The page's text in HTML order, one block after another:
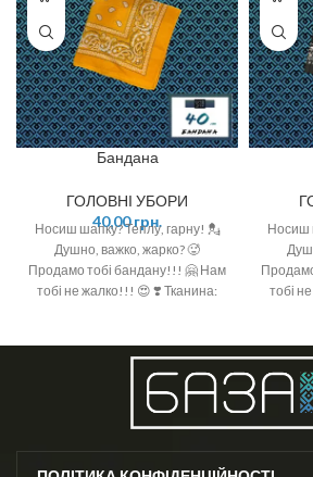
Бандана
ГОЛОВНІ УБОРИ
40,00грн.
Носиш шапку? Теплу, гарну! 💂
Душно, важко, жарко? 🥵
Продамо тобі бандану!!! 🤗 Нам
тобі не жалко!!! 😍 ❣️ Тканина:
Носиш
тобі